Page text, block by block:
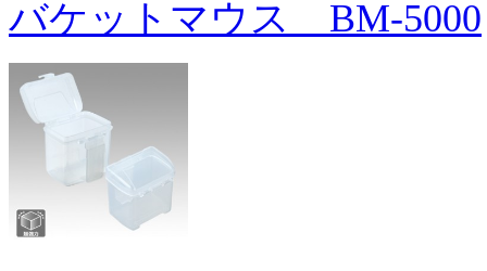
バケットマウス BM-5000